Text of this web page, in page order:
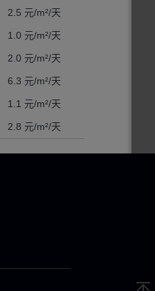
2.5 元/m²/天
1.0 元/m²/天
2.0 元/m²/天
6.3 元/m²/天
1.1 元/m²/天
2.8 元/m²/天